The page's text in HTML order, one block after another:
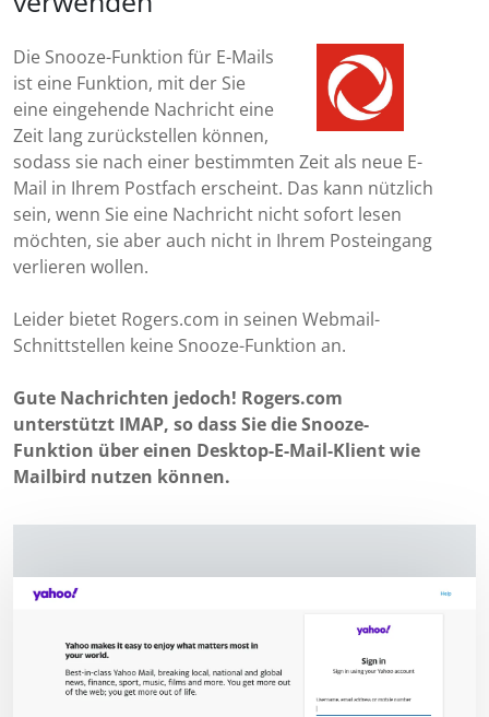
Die Snooze-Funktion für E-Mails
ist eine Funktion, mit der Sie
eine eingehende Nachricht eine
Zeit lang zurückstellen können,
sodass sie nach einer bestimmten Zeit als neue E-
Mail in Ihrem Postfach erscheint. Das kann nützlich
sein, wenn Sie eine Nachricht nicht sofort lesen
möchten, sie aber auch nicht in Ihrem Posteingang
verlieren wollen.
Leider bietet Rogers.com in seinen Webmail-
Schnittstellen keine Snooze-Funktion an.
Gute Nachrichten jedoch! Rogers.com
unterstützt IMAP, so dass Sie die Snooze-
Funktion über einen Desktop-E-Mail-Klient wie
Mailbird nutzen können.